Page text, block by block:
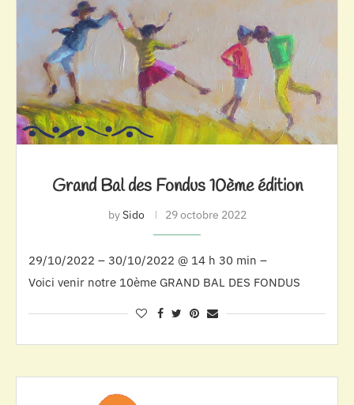
Grand Bal des Fondus 10ème édition
bySido 29 octobre 2022
29/10/2022 – 30/10/2022 @ 14 h 30 min –
Voici venir notre 10ème GRAND BAL DES FONDUS